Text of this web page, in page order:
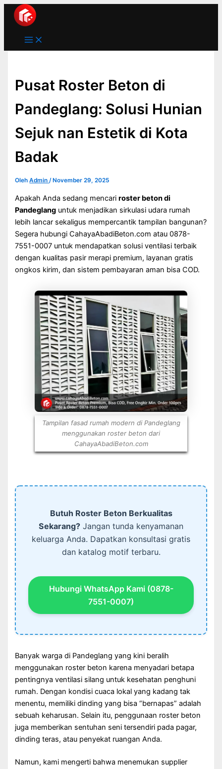
Lewati
konten
Main
Menu
Pusat Roster Beton di
Pandeglang: Solusi Hunian
Sejuk nan Estetik di Kota
Badak
OlehAdmin/ November 29, 2025
Apakah Anda sedang mencariroster beton di
Pandeglang untuk menjadikan sirkulasi udara rumah
lebih lancar sekaligus mempercantik tampilan bangunan?
Segera hubungi CahayaAbadiBeton.com atau 0878-
7551-0007 untuk mendapatkan solusi ventilasi terbaik
dengan kualitas pasir merapi premium, layanan gratis
ongkos kirim, dan sistem pembayaran aman bisa COD.
Tampilan fasad rumah modern di Pandeglang
menggunakan roster beton dari
CahayaAbadiBeton.com
Butuh Roster Beton Berkualitas
Sekarang? Jangan tunda kenyamanan
keluarga Anda. Dapatkan konsultasi gratis
dan katalog motif terbaru.
Hubungi WhatsApp Kami (0878-
7551-0007)
Banyak warga di Pandeglang yang kini beralih
menggunakan roster beton karena menyadari betapa
pentingnya ventilasi silang untuk kesehatan penghuni
rumah. Dengan kondisi cuaca lokal yang kadang tak
menentu, memiliki dinding yang bisa “bernapas” adalah
sebuah keharusan. Selain itu, penggunaan roster beton
juga memberikan sentuhan seni tersendiri pada pagar,
dinding teras, atau penyekat ruangan Anda.
Namun, kami mengerti bahwa menemukan supplier